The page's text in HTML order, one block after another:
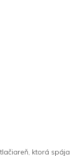
ktorá spája